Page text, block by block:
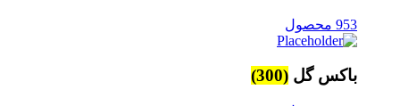
953 محصول
باکس گل (300)